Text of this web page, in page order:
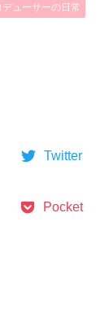
ューサーの日常
Twitter
Pocket